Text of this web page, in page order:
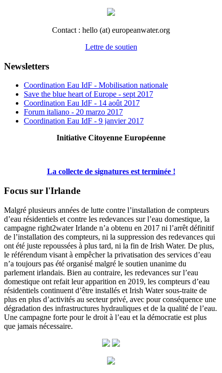
Contact : hello (at) europeanwater.org
Lettre de soutien
Newsletters
Coordination Eau IdF - Mobilisation nationale
Save the blue heart of Europe - sept 2017
Coordination Eau IdF - 14 août 2017
Forum italiano - 20 marzo 2017
Coordination Eau IdF - 9 janvier 2017
Initiative Citoyenne Européenne
La collecte de signatures est terminée !
Focus sur l'Irlande
Malgré plusieurs années de lutte contre l’installation de compteurs
d’eau résidentiels et contre les redevances sur l’eau domestique, la
campagne right2water Irlande n’a obtenu en 2017 ni l’arrêt définitif
de l’installation des compteurs, ni la suppression des redevances qui
ont été juste repoussées à plus tard, ni la fin de Irish Water. De plus,
le référendum visant à empêcher la privatisation des services d’eau
n’a toujours pas été organisé malgré le soutien unanime du
parlement irlandais. Bien au contraire, les redevances sur l’eau
domestique ont refait leur apparition en 2019, les compteurs d’eau
résidentiels continuent d’être installés et Irish Water sous-traite de
plus en plus d’activités au secteur privé, avec pour conséquence une
dégradation des infrastructures hydrauliques et de la qualité de l’eau.
Une campagne forte pour le droit à l’eau et la démocratie est plus
que jamais nécessaire.